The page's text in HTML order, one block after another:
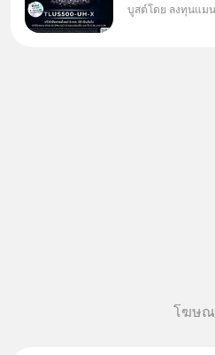
กองทุนที่ออก
บูสต์โดย ลงทุนแมน
โฆษ